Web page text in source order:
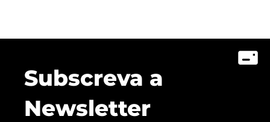
Subscreva a
Newsletter